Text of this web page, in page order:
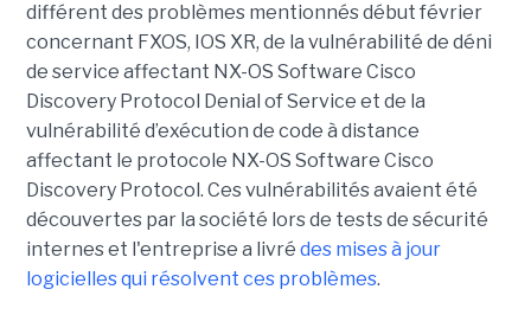
différent des problèmes mentionnés début février
concernant FXOS, IOS XR, de la vulnérabilité de déni
de service affectant NX-OS Software Cisco
Discovery Protocol Denial of Service et de la
vulnérabilité d’exécution de code à distance
affectant le protocole NX-OS Software Cisco
Discovery Protocol. Ces vulnérabilités avaient été
découvertes par la société lors de tests de sécurité
internes et l'entreprise a livré des mises à jour
logicielles qui résolvent ces problèmes.